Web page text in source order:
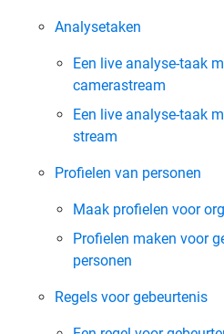
Analysetaken
Een live analyse-taak
camerastream
Een live analyse-taak
stream
Profielen van personen
Maak profielen voor
Profielen maken voor
personen
Regels voor gebeurtenis